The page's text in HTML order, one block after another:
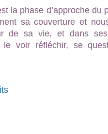
la phase d’approche du
sa couverture et
de sa vie, et dans ses
le voir réfléchir, se